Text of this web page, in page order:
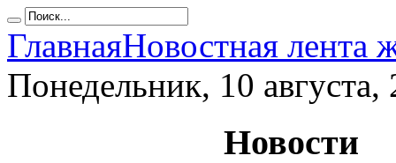
ГлавнаяНовостная лента
Понедельник, 10 августа,
Новости